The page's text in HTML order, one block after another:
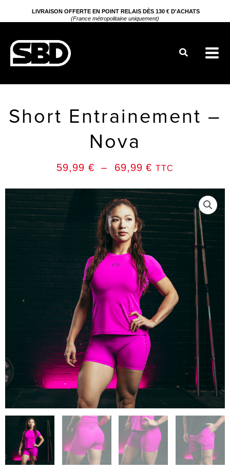
au
LIVRAISON OFFERTE EN POINT RELAIS DÈS 130 € D'ACHATS
(France métropolitaine uniquement)
Rechercher
Short Entrainement –
Nova
59,99 € – 69,99€ Plage
prix :
59,99 €
à
TTC